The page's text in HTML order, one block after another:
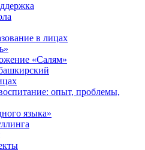
в лицах
«Салям»
опыт, проблемы,
языка»